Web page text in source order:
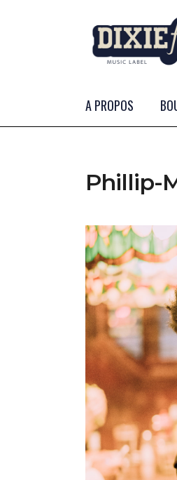
A PROPOS
Phillip-